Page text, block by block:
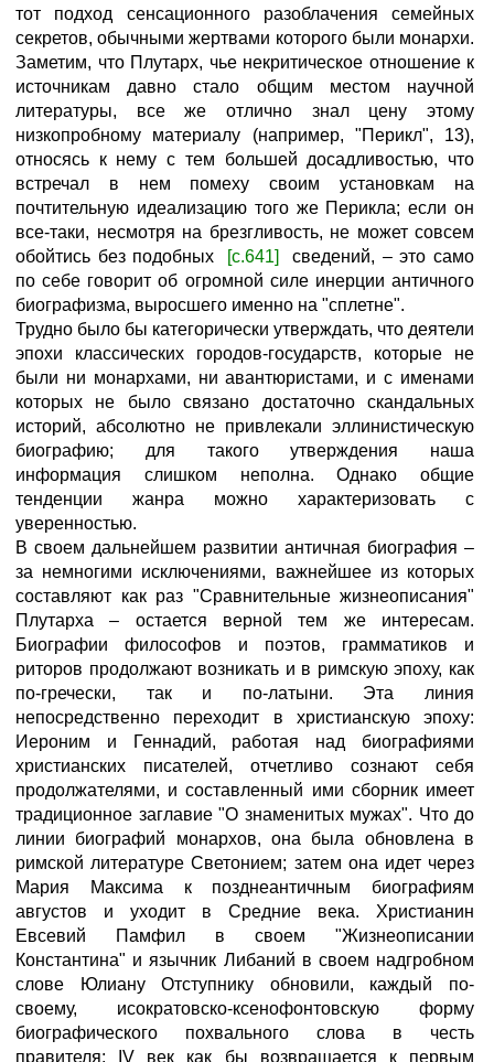
тот подход сенсационного разоблачения семейных
секретов, обычными жертвами которого были монархи.
Заметим, что Плутарх, чье некритическое отношение к
источникам давно стало общим местом научной
литературы, все же отлично знал цену этому
низкопробному материалу (например, "Перикл", 13),
относясь к нему с тем большей досадливостью, что
встречал в нем помеху своим установкам на
почтительную идеализацию того же Перикла; если он
все-таки, несмотря на брезгливость, не может совсем
обойтись без подобных
[с.641]
сведений, – это само
по себе говорит об огромной силе инерции античного
биографизма, выросшего именно на "сплетне".
Трудно было бы категорически утверждать, что деятели
эпохи классических городов-государств, которые не
были ни монархами, ни авантюристами, и с именами
которых не было связано достаточно скандальных
историй, абсолютно не привлекали эллинистическую
биографию; для такого утверждения наша
информация слишком неполна. Однако общие
тенденции жанра можно характеризовать с
уверенностью.
В своем дальнейшем развитии античная биография –
за немногими исключениями, важнейшее из которых
составляют как раз "Сравнительные жизнеописания"
Плутарха – остается верной тем же интересам.
Биографии философов и поэтов, грамматиков и
риторов продолжают возникать и в римскую эпоху, как
по-гречески, так и по-латыни. Эта линия
непосредственно переходит в христианскую эпоху:
Иероним и Геннадий, работая над биографиями
христианских писателей, отчетливо сознают себя
продолжателями, и составленный ими сборник имеет
традиционное заглавие "О знаменитых мужах". Что до
линии биографий монархов, она была обновлена в
римской литературе Светонием; затем она идет через
Мария Максима к позднеантичным биографиям
августов и уходит в Средние века. Христианин
Евсевий Памфил в своем "Жизнеописании
Константина" и язычник Либаний в своем надгробном
слове Юлиану Отступнику обновили, каждый по-
своему, исократовско-ксенофонтовскую форму
биографического похвального слова в честь
правителя: IV век как бы возвращается к первым